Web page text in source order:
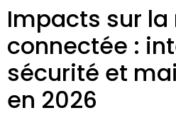
Impacts sur
connectée :
sécurité et
en 2026